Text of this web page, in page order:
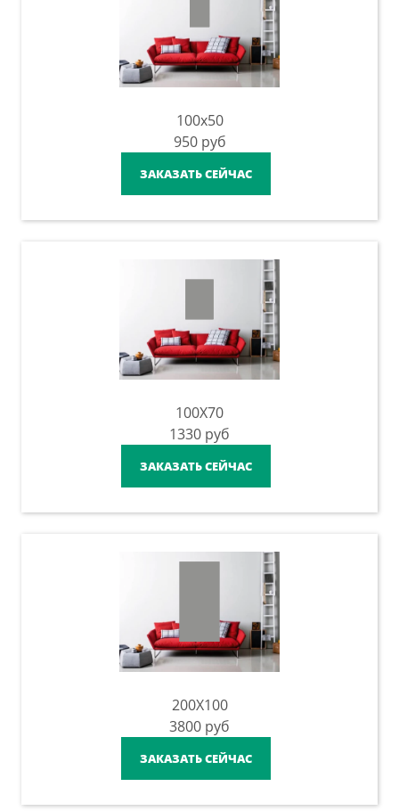
100x50
950 руб
ЗАКАЗАТЬ СЕЙЧАС
100X70
1330 руб
ЗАКАЗАТЬ СЕЙЧАС
200X100
3800 руб
ЗАКАЗАТЬ СЕЙЧАС